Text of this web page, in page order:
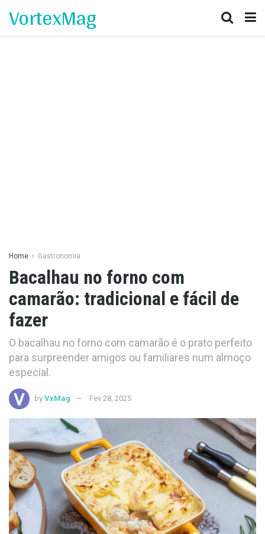
VortexMag
Home Gastronomia
Bacalhau no forno com
camarão: tradicional e fácil de
fazer
O bacalhau no forno com camarão é o prato perfeito
para surpreender amigos ou familiares num almoço
especial.
by VxMag Fev 28, 2025